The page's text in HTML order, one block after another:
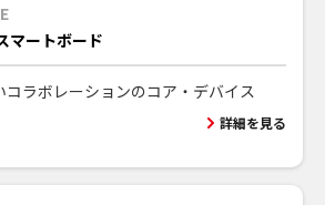
マートボード
ラボレーションのコア・デバイス
詳細を見る